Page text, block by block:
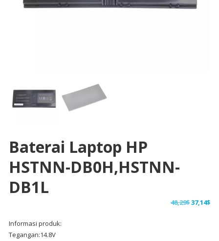
Baterai Laptop HP
HSTNN-DB0H,HSTNN-
DB1L
48,29$Harga
37,14$
Informasi produk:
Tegangan:14.8V